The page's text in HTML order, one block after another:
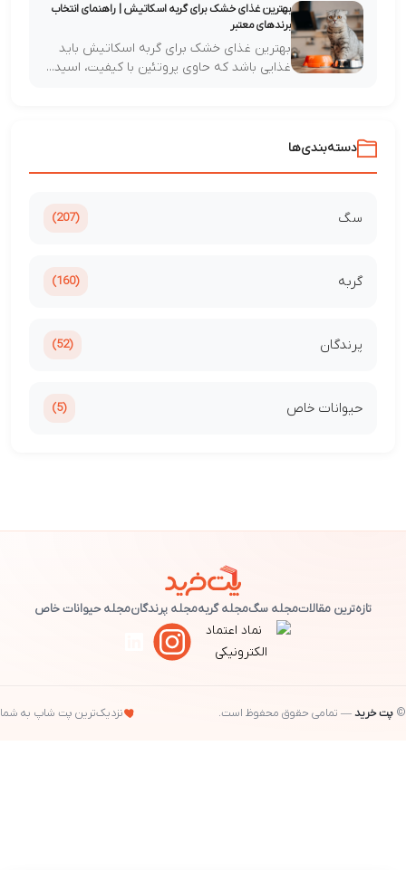
بهترین غذای خشک برای گربه اسکاتیش | راهنمای انتخاب
برندهای معتبر
بهترین غذای خشک برای گربه اسکاتیش باید
غذایی باشد که حاوی پروتئین با کیفیت، اسید...
دسته‌بندی‌ها
سگ (207)
گربه (160)
پرندگان (52)
حیوانات خاص (5)
تازه‌ترین مقالاتمجله سگمجله گربهمجله پرندگانمجله حیوانات خاص
پت خرید— تمامی حقوق محفوظ است. نزدیک‌ترین پت شاپ به شما